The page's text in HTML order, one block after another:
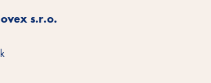
s.r.o.